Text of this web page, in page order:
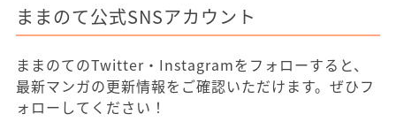
ままのて公式SNSアカウント
ままのてのTwitter・Instagramをフォローすると、
最新マンガの更新情報をご確認いただけます。ぜひフ
ォローしてください！